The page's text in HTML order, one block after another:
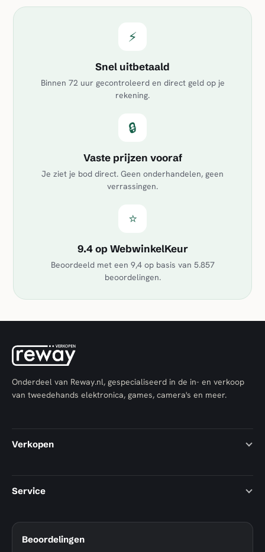
⚡
Snel uitbetaald
Binnen 72 uur gecontroleerd en direct geld op je
rekening.
🔒
Vaste prijzen vooraf
Je ziet je bod direct. Geen onderhandelen, geen
verrassingen.
⭐
9.4 op WebwinkelKeur
Beoordeeld met een 9,4op basis van 5.857
beoordelingen.
Onderdeel van Reway.nl, gespecialiseerd in de in- en verkoop
van tweedehands elektronica, games, camera's en meer.
Verkopen
Service
Beoordelingen